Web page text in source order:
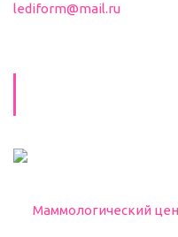
lediform@mail.ru